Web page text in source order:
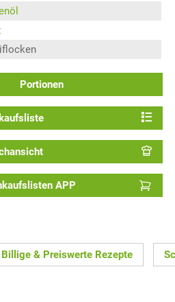
Portionen
APP
Billige & Preiswerte Rezepte